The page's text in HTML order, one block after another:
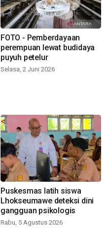
FOTO - Pemberdayaan
perempuan lewat budidaya
puyuh petelur
Selasa, 2 Juni 2026
Puskesmas latih siswa
Lhokseumawe deteksi dini
gangguan psikologis
Rabu, 5 Agustus 2026